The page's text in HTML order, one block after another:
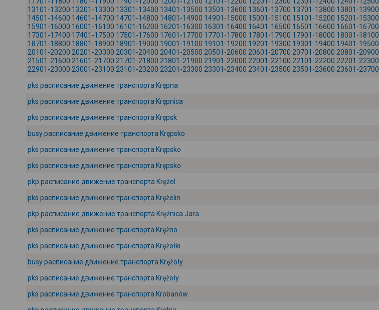
13101-13200 13201-13300 13301-13400 13401-13500 13501-13600 13601-13700 13701-13800 13801-13900
14501-14600 14601-14700 14701-14800 14801-14900 14901-15000 15001-15100 15101-15200 15201-15300
15901-16000 16001-16100 16101-16200 16201-16300 16301-16400 16401-16500 16501-16600 16601-16700
17301-17400 17401-17500 17501-17600 17601-17700 17701-17800 17801-17900 17901-18000 18001-18100
18701-18800 18801-18900 18901-19000 19001-19100 19101-19200 19201-19300 19301-19400 19401-19500
20101-20200 20201-20300 20301-20400 20401-20500 20501-20600 20601-20700 20701-20800 20801-20900
21501-21600 21601-21700 21701-21800 21801-21900 21901-22000 22001-22100 22101-22200 22201-22300
22901-23000 23001-23100 23101-23200 23201-23300 23301-23400 23401-23500 23501-23600 23601-23700
pks расписание движение транспорта Krępna
pks расписание движение транспорта Krępnica
pks расписание движение транспорта Krępsk
busy расписание движение транспорта Krępsko
pks расписание движение транспорта Krępsko
pks расписание движение транспорта Krępsko
pkp расписание движение транспорта Krężel
pks расписание движение транспорта Krężelin
pkp расписание движение транспорта Krężnica Jara
pks расписание движение транспорта Krężno
pks расписание движение транспорта Krężołki
busy расписание движение транспорта Krężoły
pks расписание движение транспорта Krężoły
pks расписание движение транспорта Krobanów